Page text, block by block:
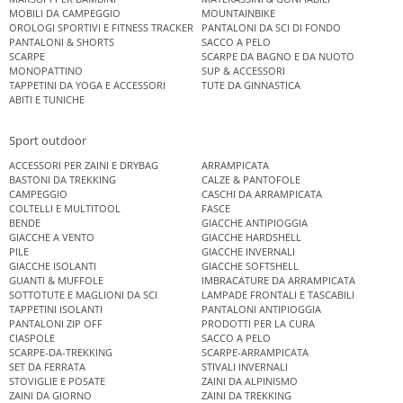
MOBILI DA CAMPEGGIO
MOUNTAINBIKE
OROLOGI SPORTIVI E FITNESS TRACKER
PANTALONI DA SCI DI FONDO
PANTALONI & SHORTS
SACCO A PELO
SCARPE
SCARPE DA BAGNO E DA NUOTO
MONOPATTINO
SUP & ACCESSORI
TAPPETINI DA YOGA E ACCESSORI
TUTE DA GINNASTICA
ABITI E TUNICHE
Sport outdoor
ACCESSORI PER ZAINI E DRYBAG
ARRAMPICATA
BASTONI DA TREKKING
CALZE & PANTOFOLE
CAMPEGGIO
CASCHI DA ARRAMPICATA
COLTELLI E MULTITOOL
FASCE
BENDE
GIACCHE ANTIPIOGGIA
GIACCHE A VENTO
GIACCHE HARDSHELL
PILE
GIACCHE INVERNALI
GIACCHE ISOLANTI
GIACCHE SOFTSHELL
GUANTI & MUFFOLE
IMBRACATURE DA ARRAMPICATA
SOTTOTUTE E MAGLIONI DA SCI
LAMPADE FRONTALI E TASCABILI
TAPPETINI ISOLANTI
PANTALONI ANTIPIOGGIA
PANTALONI ZIP OFF
PRODOTTI PER LA CURA
CIASPOLE
SACCO A PELO
SCARPE-DA-TREKKING
SCARPE-ARRAMPICATA
SET DA FERRATA
STIVALI INVERNALI
STOVIGLIE E POSATE
ZAINI DA ALPINISMO
ZAINI DA GIORNO
ZAINI DA TREKKING